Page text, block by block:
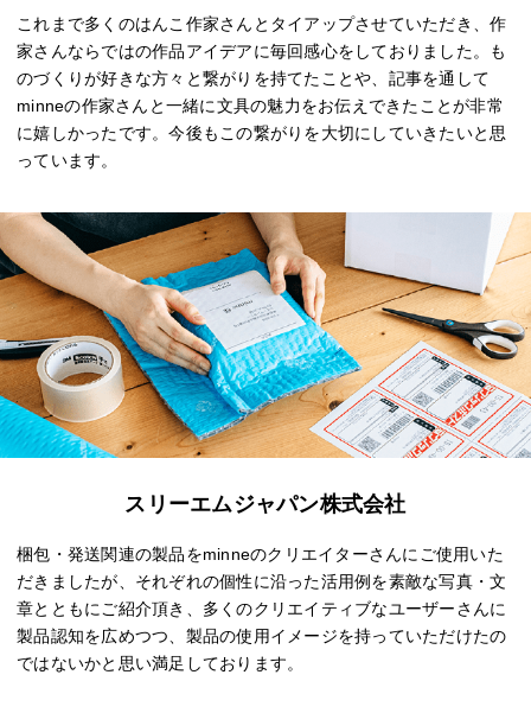
これまで多くのはんこ作家さんとタイアップさせていただき、作
家さんならではの作品アイデアに毎回感心をしておりました。も
のづくりが好きな方々と繋がりを持てたことや、記事を通して
minneの作家さんと一緒に文具の魅力をお伝えできたことが非常
に嬉しかったです。今後もこの繋がりを大切にしていきたいと思
っています。
スリーエムジャパン株式会社
梱包・発送関連の製品をminneのクリエイターさんにご使用いた
だきましたが、それぞれの個性に沿った活用例を素敵な写真・文
章とともにご紹介頂き、多くのクリエイティブなユーザーさんに
製品認知を広めつつ、製品の使用イメージを持っていただけたの
ではないかと思い満足しております。